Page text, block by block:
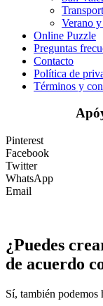
Verano y vacaciones
Libros para colorear para
Nezaradené
Verano
Online Puzzle
Preguntas
Contacto
Política de
Términos y
Pinterest
Facebook
Twitter
WhatsApp
Email
¿Puedes
de acuerdo
Sí, también podemos